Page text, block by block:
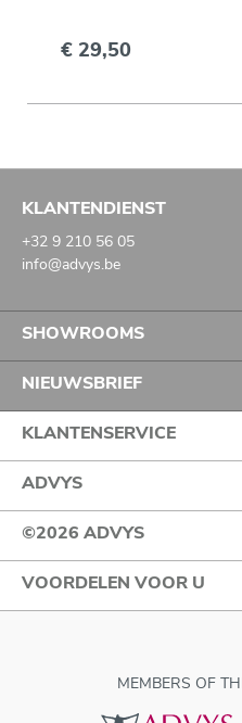
€ 29,50
KLANTENDIENST
+32 9 210 56 05
info@advys.be
SHOWROOMS
NIEUWSBRIEF
KLANTENSERVICE
ADVYS
©2026 ADVYS
VOORDELEN VOOR U
MEMBERS OF